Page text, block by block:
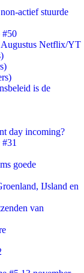
actief stuurde
#50
Netflix/YT
is de
day incoming?
goede
IJsland en
van